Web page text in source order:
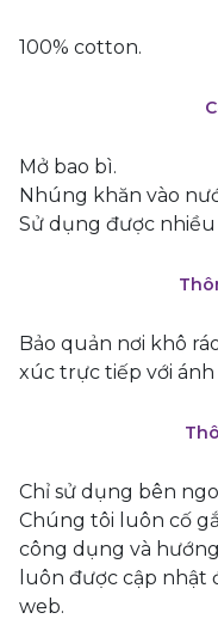
100% cotton.
Mở bao bì.
Nhúng khăn vào
Sử dụng được nhiều
Bảo quản nơi khô
xúc trực tiếp với
Chỉ sử dụng bên
Chúng tôi luôn cố
công dụng và
luôn được cập nhật
web.